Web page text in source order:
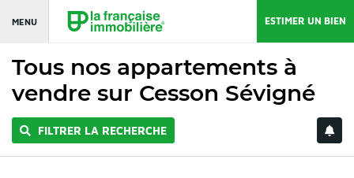
MENU ESTIMER UN BIEN
Tous nos appartements à
vendre sur Cesson Sévigné
FILTRER LA RECHERCHE